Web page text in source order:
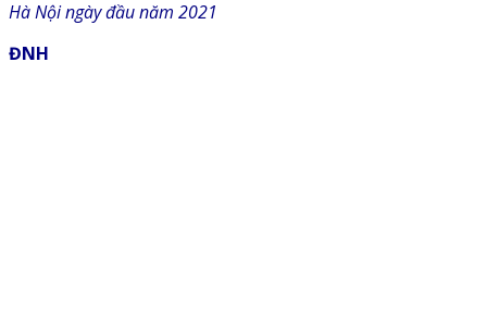
Hà Nội ngày đầu năm 2021
ĐNH